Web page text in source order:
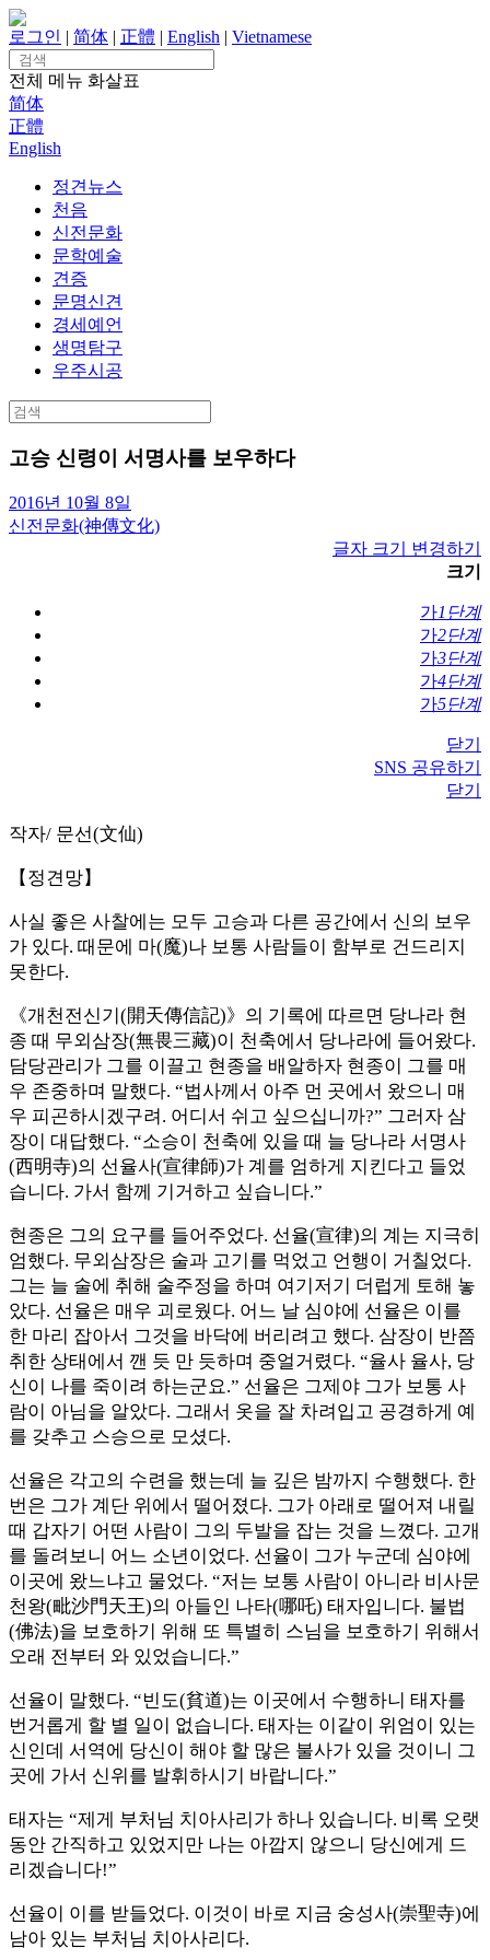
Skip
to
content
로그인 | 简体 | 正體 | English | Vietnamese
Search
for:
전체 메뉴 화살표
简体
正體
English
정견뉴스
천음
신전문화
문학예술
견증
문명신견
경세예언
생명탐구
우주시공
Search
for:
고승 신령이 서명사를 보우하다
2016년 10월 8일
신전문화(神傳文化)
글자 크기 변경하기
크기
가1단계
가2단계
가3단계
가4단계
가5단계
닫기
SNS 공유하기
닫기
작자/ 문선(文仙)
【정견망】
사실 좋은 사찰에는 모두 고승과 다른 공간에서 신의 보우
가 있다. 때문에 마(魔)나 보통 사람들이 함부로 건드리지
못한다.
《개천전신기(開天傳信記)》의 기록에 따르면 당나라 현
종 때 무외삼장(無畏三藏)이 천축에서 당나라에 들어왔다.
담당관리가 그를 이끌고 현종을 배알하자 현종이 그를 매
우 존중하며 말했다. “법사께서 아주 먼 곳에서 왔으니 매
우 피곤하시겠구려. 어디서 쉬고 싶으십니까?” 그러자 삼
장이 대답했다. “소승이 천축에 있을 때 늘 당나라 서명사
(西明寺)의 선율사(宣律師)가 계를 엄하게 지킨다고 들었
습니다. 가서 함께 기거하고 싶습니다.”
현종은 그의 요구를 들어주었다. 선율(宣律)의 계는 지극히
엄했다. 무외삼장은 술과 고기를 먹었고 언행이 거칠었다.
그는 늘 술에 취해 술주정을 하며 여기저기 더럽게 토해 놓
았다. 선율은 매우 괴로웠다. 어느 날 심야에 선율은 이를
한 마리 잡아서 그것을 바닥에 버리려고 했다. 삼장이 반쯤
취한 상태에서 깬 듯 만 듯하며 중얼거렸다. “율사 율사, 당
신이 나를 죽이려 하는군요.” 선율은 그제야 그가 보통 사
람이 아님을 알았다. 그래서 옷을 잘 차려입고 공경하게 예
를 갖추고 스승으로 모셨다.
선율은 각고의 수련을 했는데 늘 깊은 밤까지 수행했다. 한
번은 그가 계단 위에서 떨어졌다. 그가 아래로 떨어져 내릴
때 갑자기 어떤 사람이 그의 두발을 잡는 것을 느꼈다. 고개
를 돌려보니 어느 소년이었다. 선율이 그가 누군데 심야에
이곳에 왔느냐고 물었다. “저는 보통 사람이 아니라 비사문
천왕(毗沙門天王)의 아들인 나타(哪吒) 태자입니다. 불법
(佛法)을 보호하기 위해 또 특별히 스님을 보호하기 위해서
오래 전부터 와 있었습니다.”
선율이 말했다. “빈도(貧道)는 이곳에서 수행하니 태자를
번거롭게 할 별 일이 없습니다. 태자는 이같이 위엄이 있는
신인데 서역에 당신이 해야 할 많은 불사가 있을 것이니 그
곳에 가서 신위를 발휘하시기 바랍니다.”
태자는 “제게 부처님 치아사리가 하나 있습니다. 비록 오랫
동안 간직하고 있었지만 나는 아깝지 않으니 당신에게 드
리겠습니다!”
선율이 이를 받들었다. 이것이 바로 지금 숭성사(崇聖寺)에
남아 있는 부처님 치아사리다.